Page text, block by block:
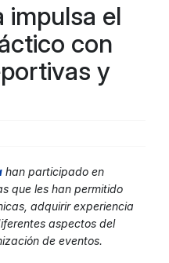
impulsa el
con
y
han participado en
que les han permitido
adquirir experiencia
aspectos del
de eventos.